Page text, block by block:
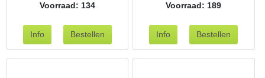
Voorraad: 134 Voorraad: 189